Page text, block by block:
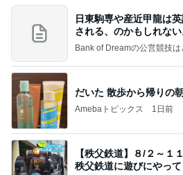
日東駒専や産近甲龍は
される、のかもしれない
Bank of Dreamの公営競技は
だいた 散歩から帰りの
Amebaトピックス 1日前
【秩父鉄道】８/２～
秩父鉄道に遊びにやっ